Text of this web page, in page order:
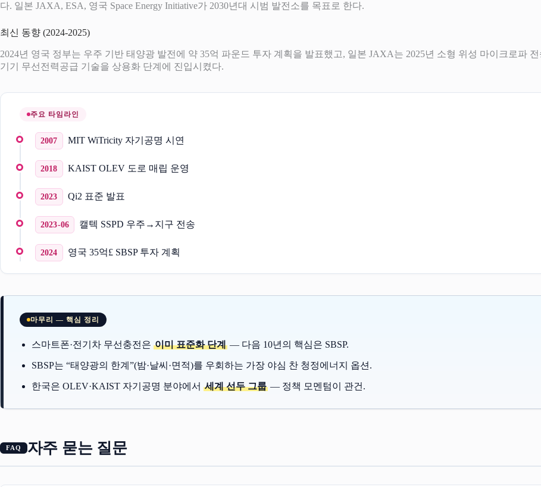
다. 일본 JAXA, ESA, 영국 Space Energy Initiative가 2030년대 시범 발전소를 목표로 한다.
최신 동향 (2024-2025)
2024년 영국 정부는 우주 기반 태양광 발전에 약 35억 파운드 투자 계획을 발표했고, 일본 JAXA는 2025년 소형 위성 마이크로파
기기 무선전력공급 기술을 상용화 단계에 진입시켰다.
주요 타임라인
2007 MIT WiTricity 자기공명 시연
2018 KAIST OLEV 도로 매립 운영
2023 Qi2 표준 발표
2023-06 캘텍 SSPD 우주→지구 전송
2024 영국 35억£ SBSP 투자 계획
마무리 — 핵심 정리
스마트폰·전기차 무선충전은 이미 표준화 단계 — 다음 10년의 핵심은 SBSP.
SBSP는 “태양광의 한계”(밤·날씨·면적)를 우회하는 가장 야심 찬 청정에너지 옵션.
한국은 OLEV·KAIST 자기공명 분야에서 세계 선두 그룹 — 정책 모멘텀이 관건.
자주 묻는 질문